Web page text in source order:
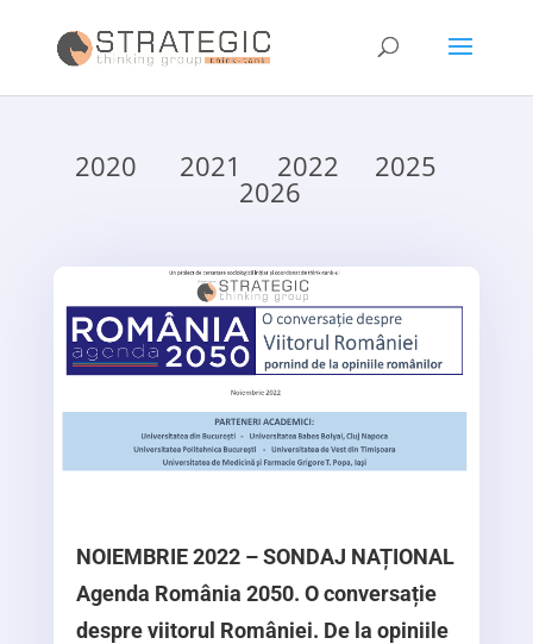
2020 2021 2022 2025
2026
NOIEMBRIE 2022 – SONDAJ NAȚIONAL
Agenda România 2050. O conversație
despre viitorul României. De la opiniile